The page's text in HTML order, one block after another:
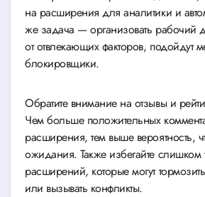
на расширения для аналитики и
же задача — организовать рабочий
от отвлекающих факторов, подойдут
блокировщики.
Обратите внимание на отзывы и
Чем больше положительных
расширения, тем выше вероятность,
ожидания. Также избегайте слишком
расширений, которые могут
или вызывать конфликты.